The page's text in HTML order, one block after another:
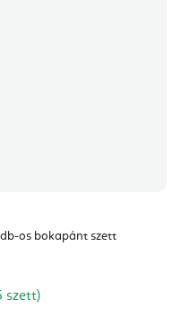
db-os bokapánt szett
szett)